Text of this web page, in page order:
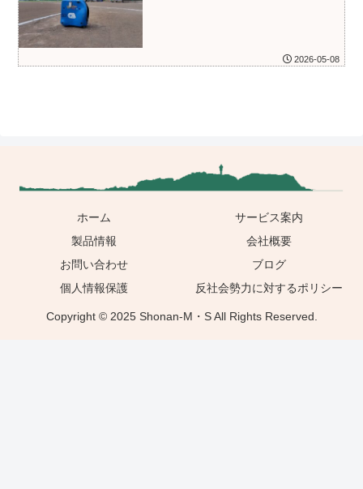
2026-05-08
ホーム
サービス案内
製品情報
会社概要
お問い合わせ
ブログ
個人情報保護
反社会勢力に対するポリシー
Copyright © 2025 Shonan-M・S All Rights Reserved.